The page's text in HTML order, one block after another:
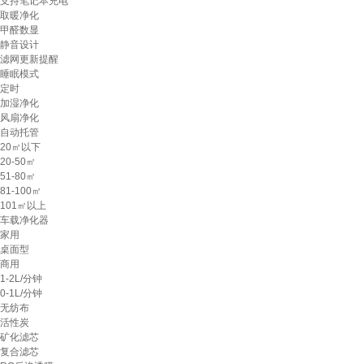
取暖净化
甲醛数显
静音设计
滤网更新提醒
睡眠模式
定时
加湿净化
风扇净化
自动托管
20㎡以下
20-50㎡
51-80㎡
81-100㎡
101㎡以上
车载净化器
家用
桌面型
商用
1-2L/分钟
0-1L/分钟
无纺布
活性炭
矿化滤芯
复合滤芯